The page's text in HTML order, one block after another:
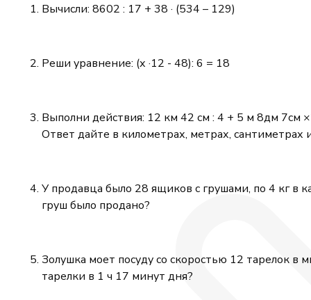
Вычисли: 8602 : 17 + 38 · (534 – 129)
Реши уравнение: (х ·12 - 48): 6 = 18
Выполни действия: 12 км 42 см : 4 + 5 м 8дм 7см
Ответ дайте в километрах, метрах, сантиметрах
У продавца было 28 ящиков с грушами, по 4 кг в
груш было продано?
Золушка моет посуду со скоростью 12 тарелок в
тарелки в 1 ч 17 минут дня?